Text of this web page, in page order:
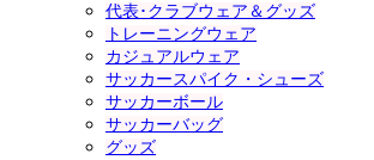
代表･クラブウェア＆グッズ
トレーニングウェア
カジュアルウェア
サッカースパイク・シューズ
サッカーボール
サッカーバッグ
グッズ